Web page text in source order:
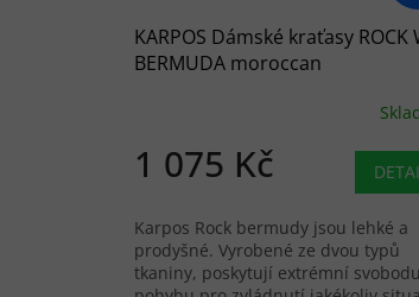
KARPOS Dámské kraťasy ROCK
BERMUDA moroccan
1 075 Kč
Karpos Rock bermudy jsou lehké a
prodyšné. Vyrobené ze dvou typů
tkaniny, poskytují extrémní svobodu